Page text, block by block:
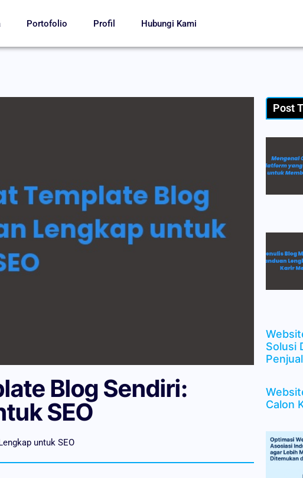
Portofolio Profil Hubungi Kami
Blog Sendiri:
SEO
untuk SEO
Post
Solusi
Calon